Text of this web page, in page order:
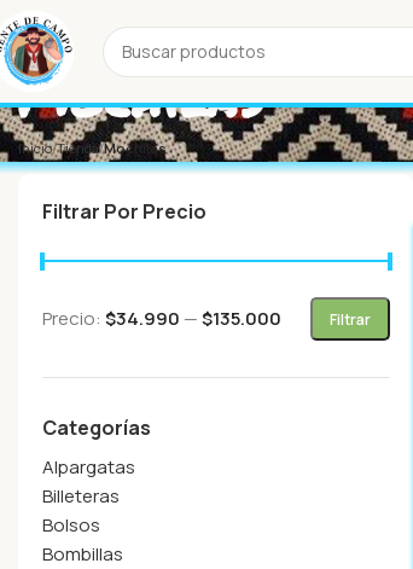
Mochilas
Inicio Tienda Mochilas
Filtrar Por Precio
Filtrar
Precio: $34.990 —$135.000
Categorías
Alpargatas
Billeteras
Bolsos
Bombillas